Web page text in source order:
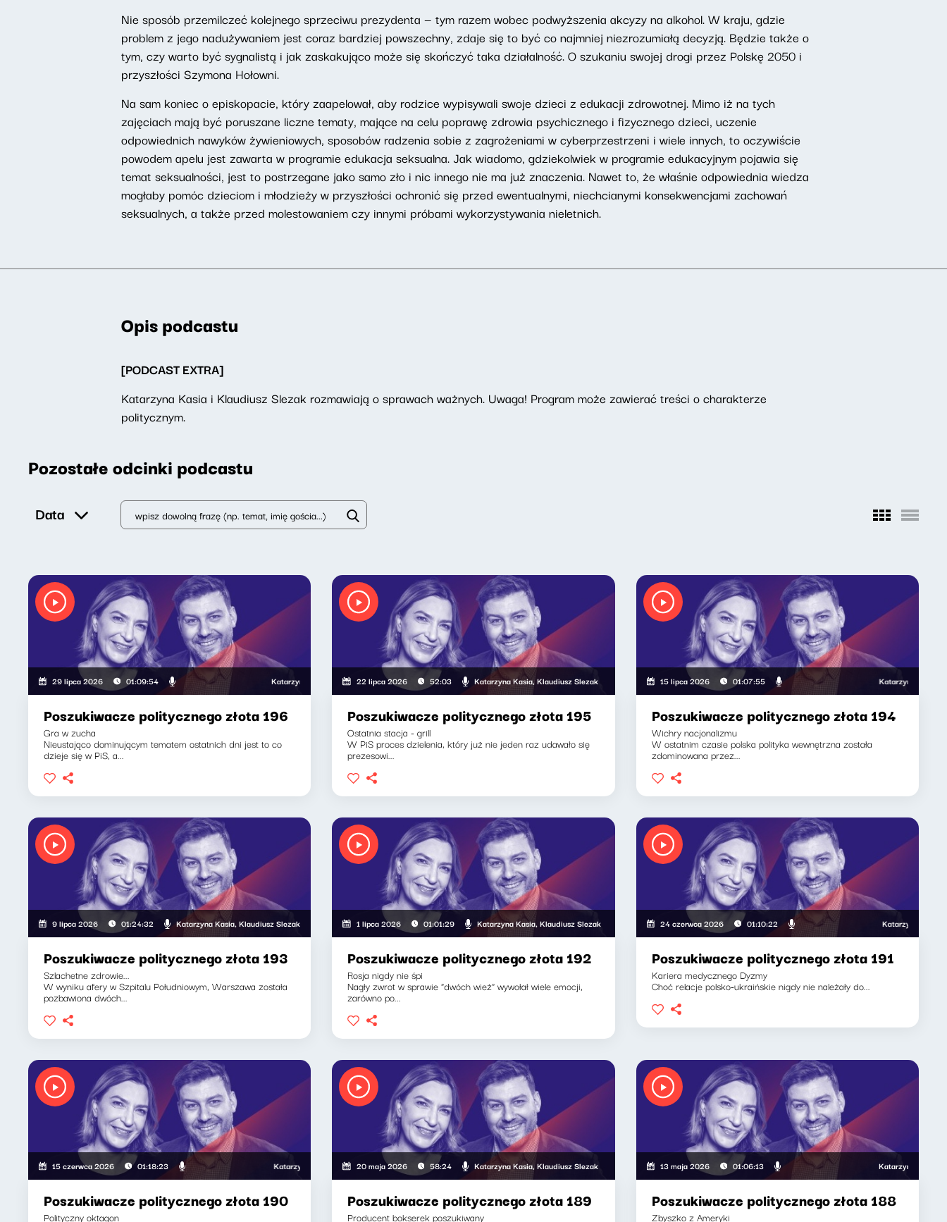
Nie sposób przemilczeć kolejnego sprzeciwu prezydenta — tym razem wobec podwyższenia akcyzy na alkohol. W kraju, gdzie
problem z jego nadużywaniem jest coraz bardziej powszechny, zdaje się to być co najmniej niezrozumiałą decyzją. Będzie także o
tym, czy warto być sygnalistą i jak zaskakująco może się skończyć taka działalność. O szukaniu swojej drogi przez Polskę 2050 i
przyszłości Szymona Hołowni.
Na sam koniec o episkopacie, który zaapelował, aby rodzice wypisywali swoje dzieci z edukacji zdrowotnej. Mimo iż na tych
zajęciach mają być poruszane liczne tematy, mające na celu poprawę zdrowia psychicznego i fizycznego dzieci, uczenie
odpowiednich nawyków żywieniowych, sposobów radzenia sobie z zagrożeniami w cyberprzestrzeni i wiele innych, to oczywiście
powodem apelu jest zawarta w programie edukacja seksualna. Jak wiadomo, gdziekolwiek w programie edukacyjnym pojawia się
temat seksualności, jest to postrzegane jako samo zło i nic innego nie ma już znaczenia. Nawet to, że właśnie odpowiednia wiedza
mogłaby pomóc dzieciom i młodzieży w przyszłości ochronić się przed ewentualnymi, niechcianymi konsekwencjami zachowań
seksualnych, a także przed molestowaniem czy innymi próbami wykorzystywania nieletnich.
Opis podcastu
[PODCAST EXTRA]
Katarzyna Kasia i Klaudiusz Slezak rozmawiają o sprawach ważnych. Uwaga! Program może zawierać treści o charakterze
politycznym.
Pozostałe odcinki podcastu
Data
29 lipca 2026 01:09:54 Katarzyna Kasia, Klaudiusz Slezak
Poszukiwacze politycznego złota 196
Gra w zucha
Nieustająco dominującym tematem ostatnich dni jest to co
dzieje się w PiS, a...
22 lipca 2026 52:03 Katarzyna Kasia, Klaudiusz Slezak
Poszukiwacze politycznego złota 195
Ostatnia stacja - grill
W PiS proces dzielenia, który już nie jeden raz udawało się
prezesowi...
15 lipca 2026 01:07:55 Katarzyna Kasia,
Poszukiwacze politycznego złota 194
Wichry nacjonalizmu
W ostatnim czasie polska polityka wewnętrzna została
zdominowana przez...
9 lipca 2026 01:24:32 Katarzyna Kasia, Klaudiusz Slezak
Poszukiwacze politycznego złota 193
Szlachetne zdrowie...
W wyniku afery w Szpitalu Południowym, Warszawa została
pozbawiona dwóch...
1 lipca 2026 01:01:29 Katarzyna Kasia, Klaudiusz Slezak
Poszukiwacze politycznego złota 192
Rosja nigdy nie śpi
Nagły zwrot w sprawie "dwóch wież" wywołał wiele emocji,
zarówno po...
24 czerwca 2026 01:10:22 Katarzyna Kasia,
Poszukiwacze politycznego złota 191
Kariera medycznego Dyzmy
Choć relacje polsko-ukraińskie nigdy nie należały do...
15 czerwca 2026 01:18:23 Katarzyna Kasia, Klaudiusz Slezak
Poszukiwacze politycznego złota 190
Polityczny oktagon
20 maja 2026 58:24 Katarzyna Kasia, Klaudiusz Slezak
Poszukiwacze politycznego złota 189
Producent bokserek poszukiwany
13 maja 2026 01:06:13 Katarzyna Kasia,
Poszukiwacze politycznego złota 188
Zbyszko z Ameryki